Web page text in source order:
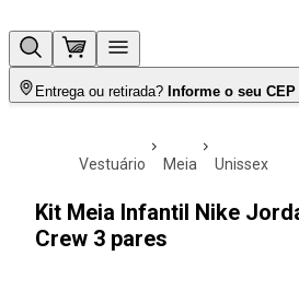
Entrega ou retirada? Informe o seu CEP
vestuário meia unissex
Kit Meia Infantil Nike
Crew 3 pares